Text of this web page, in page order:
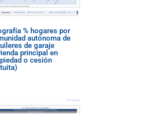
% hogares por
autónoma de
de garaje
principal en
o cesión